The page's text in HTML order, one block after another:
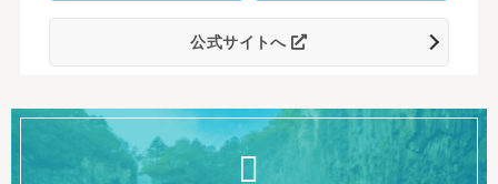
公式サイトへ